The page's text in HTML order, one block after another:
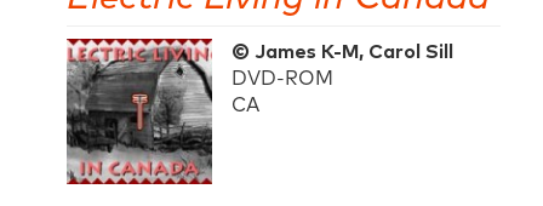
© James K-M, Carol Sill
DVD-ROM
CA